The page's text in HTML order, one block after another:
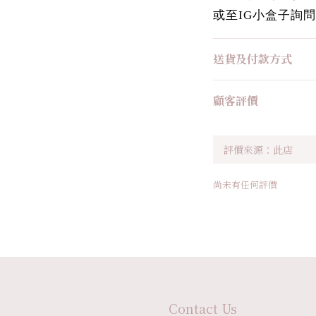
或至IG小盒子詢
送貨及付款方式
顧客評價
尚未有任何評價
Contact Us